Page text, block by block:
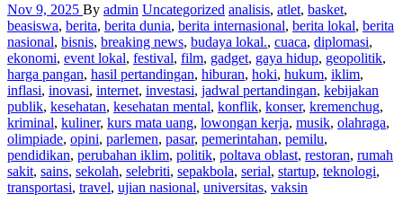
Nov 9, 2025 By admin Uncategorized analisis, atlet, basket,
beasiswa, berita, berita dunia, berita internasional, berita lokal, berita
nasional, bisnis, breaking news, budaya lokal., cuaca, diplomasi,
ekonomi, event lokal, festival, film, gadget, gaya hidup, geopolitik,
harga pangan, hasil pertandingan, hiburan, hoki, hukum, iklim,
inflasi, inovasi, internet, investasi, jadwal pertandingan, kebijakan
publik, kesehatan, kesehatan mental, konflik, konser, kremenchug,
kriminal, kuliner, kurs mata uang, lowongan kerja, musik, olahraga,
olimpiade, opini, parlemen, pasar, pemerintahan, pemilu,
pendidikan, perubahan iklim, politik, poltava oblast, restoran, rumah
sakit, sains, sekolah, selebriti, sepakbola, serial, startup, teknologi,
transportasi, travel, ujian nasional, universitas, vaksin